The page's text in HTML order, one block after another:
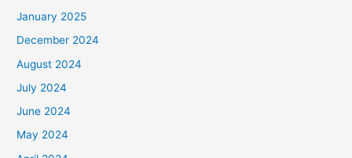
January 2025
December 2024
August 2024
July 2024
June 2024
May 2024